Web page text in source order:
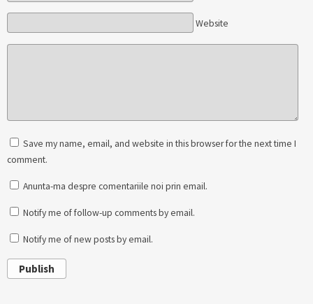
Website
Save my name, email, and website in this browser for the next time I
comment.
Anunta-ma despre comentariile noi prin email.
Notify me of follow-up comments by email.
Notify me of new posts by email.
Publish